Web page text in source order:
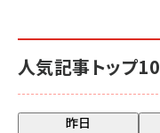
人気記事トップ10
昨日